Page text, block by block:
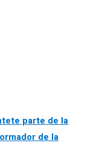
parte de la
de la